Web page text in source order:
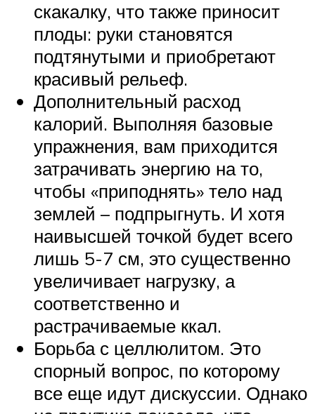
скакалку, что также приносит
плоды: руки становятся
подтянутыми и приобретают
красивый рельеф.
Дополнительный расход
калорий. Выполняя базовые
упражнения, вам приходится
затрачивать энергию на то,
чтобы «приподнять» тело над
землей – подпрыгнуть. И хотя
наивысшей точкой будет всего
лишь 5-7 см, это существенно
увеличивает нагрузку, а
соответственно и
растрачиваемые ккал.
Борьба с целлюлитом. Это
спорный вопрос, по которому
все еще идут дискуссии. Однако